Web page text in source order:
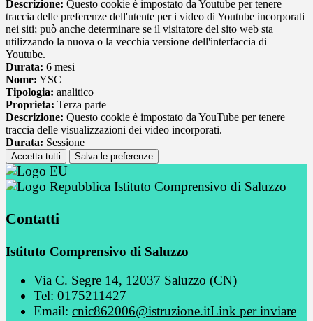
Descrizione: Questo cookie è impostato da Youtube per tenere
traccia delle preferenze dell'utente per i video di Youtube incorporati
nei siti; può anche determinare se il visitatore del sito web sta
utilizzando la nuova o la vecchia versione dell'interfaccia di
Youtube.
Durata: 6 mesi
Nome: YSC
Tipologia: analitico
Proprieta: Terza parte
Descrizione: Questo cookie è impostato da YouTube per tenere
traccia delle visualizzazioni dei video incorporati.
Durata: Sessione
Accetta tutti Salva le preferenze
Istituto Comprensivo di Saluzzo
Contatti
Istituto Comprensivo di Saluzzo
Via C. Segre 14, 12037 Saluzzo (CN)
Tel: 0175211427
Email: cnic862006@istruzione.itLink per inviare